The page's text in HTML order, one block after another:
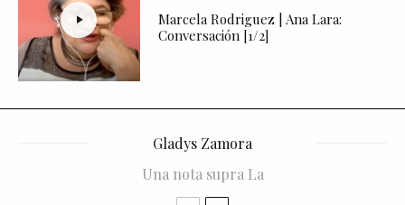
Marcela Rodriguez | Ana Lara:
Conversación [1/2]
Gladys Zamora
Una nota supra La